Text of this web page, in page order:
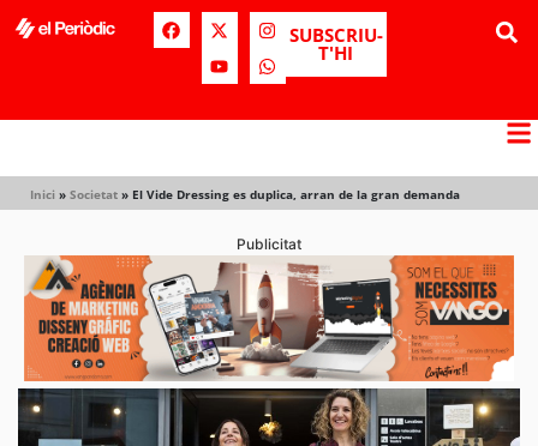
SUBSCRIU-
T'HI
Inici » Societat » El Vide Dressing es duplica, arran de la gran demanda
Publicitat